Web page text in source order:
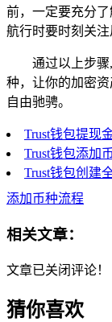
前，一定要充分
航行时要时刻关注
通过以上步骤
种，让你的加密
自由驰骋。
Trust钱包提现
Trust钱包添加
Trust钱包创建
添加币种流程
相关文章：
文章已关闭评论！
猜你喜欢